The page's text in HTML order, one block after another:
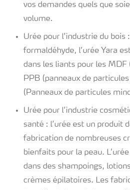
vos demandes quels que
volume.
Urée pour l’industrie du bois
formaldéhyde, l’urée Yara
dans les liants pour les
PPB (panneaux de
(Panneaux de particules
Urée pour l’industrie
santé : l’urée est un produit
fabrication de nombreuses
bienfaits pour la peau.
dans des shampoings,
crèmes épilatoires. Les